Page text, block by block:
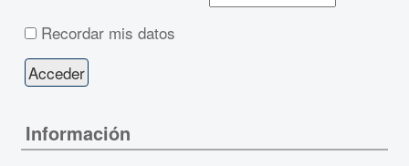
Recordar mis datos
Información